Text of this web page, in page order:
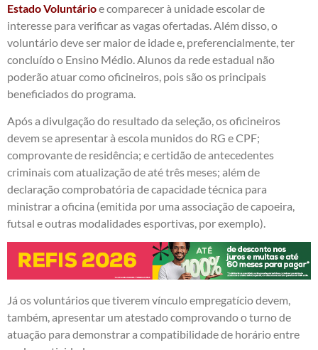
Estado Voluntárioe comparecer à unidade escolar de
interesse para verificar as vagas ofertadas. Além disso, o
voluntário deve ser maior de idade e, preferencialmente, ter
concluído o Ensino Médio. Alunos da rede estadual não
poderão atuar como oficineiros, pois são os principais
beneficiados do programa.
Após a divulgação do resultado da seleção, os oficineiros
devem se apresentar à escola munidos do RG e CPF;
comprovante de residência; e certidão de antecedentes
criminais com atualização de até três meses; além de
declaração comprobatória de capacidade técnica para
ministrar a oficina (emitida por uma associação de capoeira,
futsal e outras modalidades esportivas, por exemplo).
Já os voluntários que tiverem vínculo empregatício devem,
também, apresentar um atestado comprovando o turno de
atuação para demonstrar a compatibilidade de horário entre